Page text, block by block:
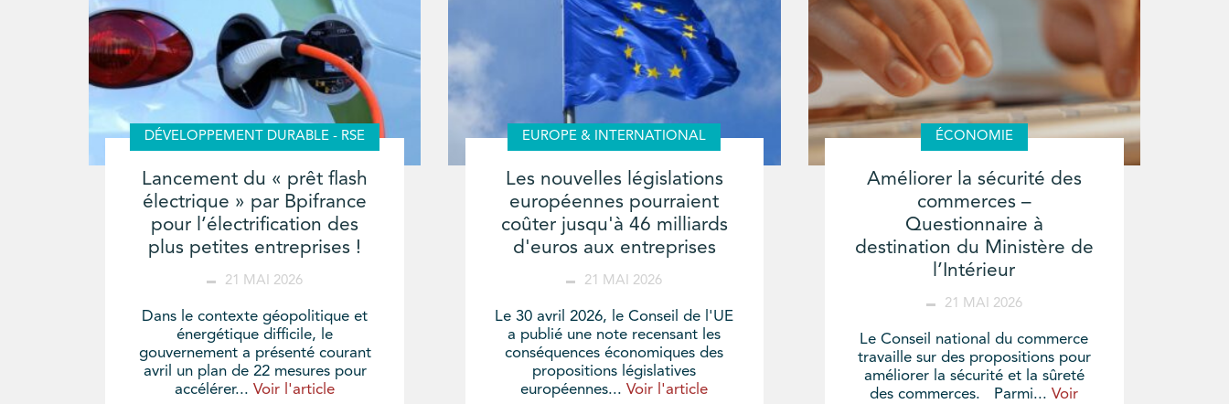
DÉVELOPPEMENT DURABLE - RSE
Lancement du « prêt flash
électrique » par Bpifrance
pour l’électrification des
plus petites entreprises !
21 MAI 2026
Dans le contexte géopolitique et
énergétique difficile, le
gouvernement a présenté courant
avril un plan de 22 mesures pour
accélérer...Voir l'article
EUROPE & INTERNATIONAL
Les nouvelles législations
européennes pourraient
coûter jusqu'à 46 milliards
d'euros aux entreprises
21 MAI 2026
Le 30 avril 2026, le Conseil de l'UE
a publié une note recensant les
conséquences économiques des
propositions législatives
européennes...Voir l'article
ÉCONOMIE
Améliorer la sécurité des
commerces –
Questionnaire à
destination du Ministère de
l’Intérieur
21 MAI 2026
Le Conseil national du commerce
travaille sur des propositions pour
améliorer la sécurité et la sûreté
des commerces. Parmi...Voir